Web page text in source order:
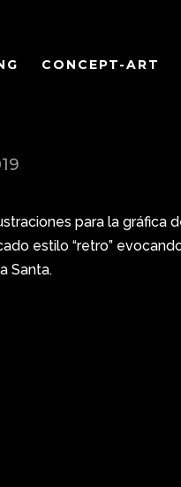
CONCEPT-ART
para la gráfica
estilo “retro”
Santa.